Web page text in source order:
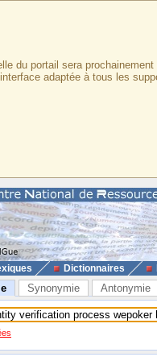
du portail sera
adaptée à tous les
Dictionnaires
Synonymie Antonymie